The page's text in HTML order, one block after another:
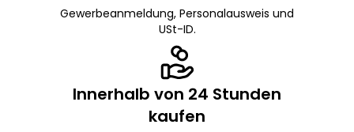
Gewerbeanmeldung, Personalausweis und
USt-ID.
Innerhalb von 24 Stunden
kaufen